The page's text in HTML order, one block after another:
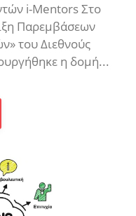
i-Mentors Στο
Παρεμβάσεων
του Διεθνούς
η δομή...